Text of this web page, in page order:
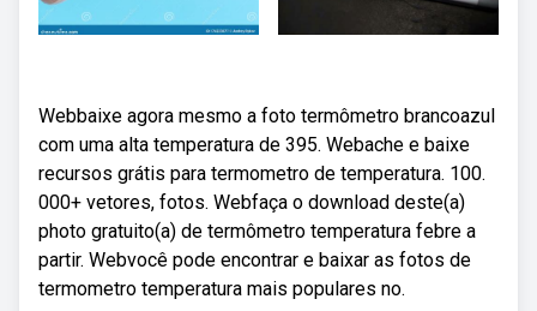
Webbaixe agora mesmo a foto termômetro brancoazul
com uma alta temperatura de 395. Webache e baixe
recursos grátis para termometro de temperatura. 100.
000+ vetores, fotos. Webfaça o download deste(a)
photo gratuito(a) de termômetro temperatura febre a
partir. Webvocê pode encontrar e baixar as fotos de
termometro temperatura mais populares no.